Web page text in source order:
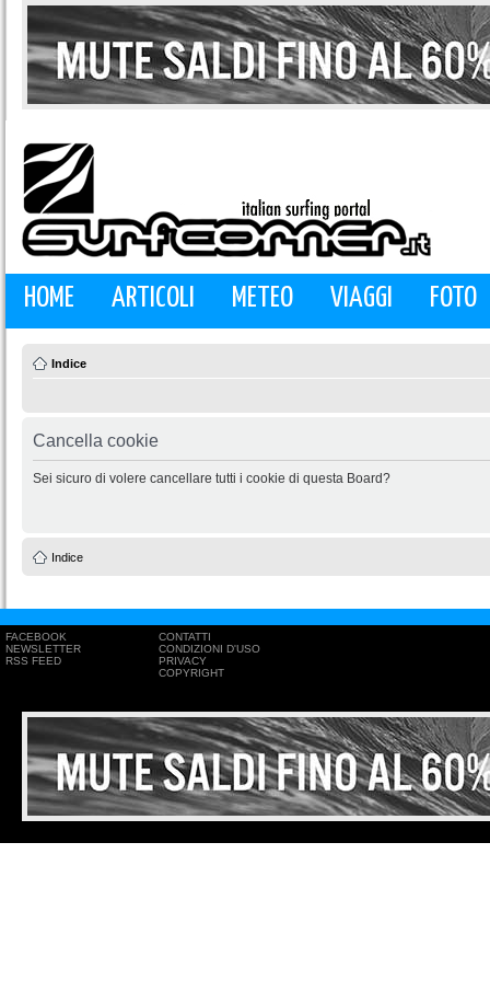
HOME ARTICOLI METEO VIAGGI FOTO
Indice
Cancella cookie
Sei sicuro di volere cancellare tutti i cookie di questa Board?
Indice
FACEBOOK
NEWSLETTER
RSS FEED
CONTATTI
CONDIZIONI D'USO
PRIVACY
COPYRIGHT